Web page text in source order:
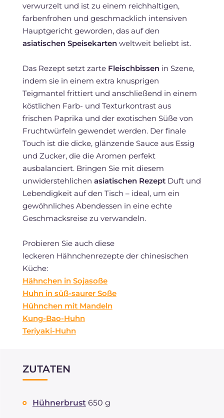
verwurzelt und ist zu einem reichhaltigen,
farbenfrohen und geschmacklich intensiven
Hauptgericht geworden, das auf den
asiatischen Speisekartenweltweit beliebt ist.
Das Rezept setzt zarte Fleischbissenin Szene,
indem sie in einem extra knusprigen
Teigmantel frittiert und anschließend in einem
köstlichen Farb- und Texturkontrast aus
frischen Paprika und der exotischen Süße von
Fruchtwürfeln gewendet werden. Der finale
Touch ist die dicke, glänzende Sauce aus Essig
und Zucker, die die Aromen perfekt
ausbalanciert. Bringen Sie mit diesem
unwiderstehlichen asiatischen RezeptDuft und
Lebendigkeit auf den Tisch – ideal, um ein
gewöhnliches Abendessen in eine echte
Geschmacksreise zu verwandeln.
Probieren Sie auch diese
leckeren Hähnchenrezepte der chinesischen
Küche:
Hähnchen in Sojasoße
Huhn in süß-saurer Soße
Hühnchen mit Mandeln
Kung-Bao-Huhn
Teriyaki-Huhn
ZUTATEN
Hühnerbrust 650 g